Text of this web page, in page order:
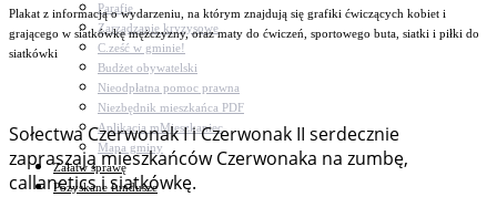
Parafie
Zarządzanie kryzysowe
C.ześć w gminie!
Budżet obywatelski
Nieodpłatna pomoc prawna
Niezbędnik mieszkańca PDF
Aplikacja mMieszkaniec
Mapa gminy
Załatw sprawę
Pozyskane fundusze
Plakat z informacją o wydarzeniu, na którym znajdują się grafiki ćwiczących kobiet i
grającego w siatkówkę mężczyzny, oraz maty do ćwiczeń, sportowego buta, siatki i piłki do
siatkówki
Sołectwa Czerwonak I i Czerwonak II serdecznie
zapraszają mieszkańców Czerwonaka na zumbę,
callanetics i siatkówkę.